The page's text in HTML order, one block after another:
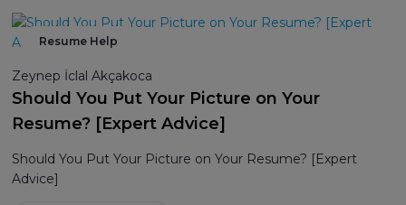
Resume Help
Zeynep İclal Akçakoca
Should You Put Your Picture on Your
Resume? [Expert Advice]
Should You Put Your Picture on Your Resume? [Expert
Advice]